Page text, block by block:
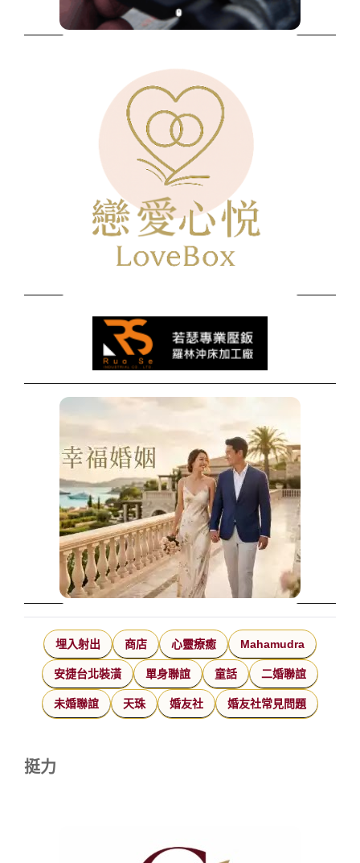
埋入射出 商店 心靈療癒 Mahamudra
安捷台北裝潢 單身聯誼 童話 二婚聯誼
未婚聯誼 天珠 婚友社 婚友社常見問題
挺力